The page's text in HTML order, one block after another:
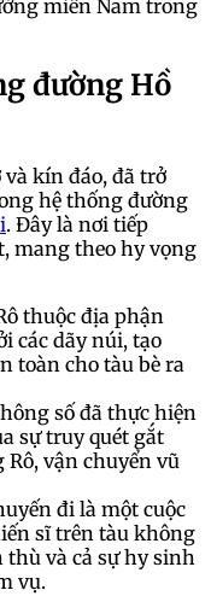
miền Nam trong
đường Hồ
kín đáo, đã trở
hệ thống đường
. Đây là nơi tiếp
mang theo hy vọng
thuộc địa phận
các dãy núi, tạo
toàn cho tàu bè ra
số đã thực hiện
sự truy quét gắt
Rô, vận chuyển vũ
đi là một cuộc
sĩ trên tàu không
thù và cả sự hy sinh
vụ.